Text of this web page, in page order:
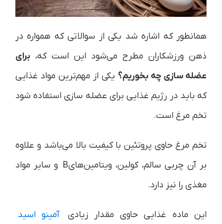
همانطور که اشاره شد یکی از سوالاتی که همواره در
ذهن ورزشکاران مطرح می‌شود این است که، برای
عضله سازی چه بخوریم؟ یکی از مهم‌ترین مواد غذایی
که باید در رژیم غذایی برای عضله سازی استفاده شود
تخم مرغ است.
تخم مرغ حاوی پروتئین با کیفیت بالا می‌باشد و علاوه
بر آن چربی سالم، کولین، ویتامین‌هایB و سایر مواد
مغذی را نیز دارد.
این ماده غذایی حاوی مقدار زیادی
آمینو اسید